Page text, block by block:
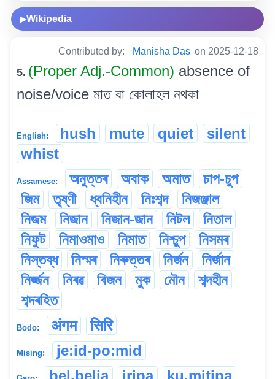
▶Wikipedia
Contributed by: Manisha Das on 2025-12-18
5. (Proper Adj.-Common) absence of
noise/voice মাত বা কোলাহল নথকা
English: hush mute quiet
silent
whist
Assamese: অনুত্তৰ অবাক অমাত
চাপ-চুপ
জিম
তৃষ্ণী ধ্বনিহীন নিঃশব্দ
নিজঞ্জাল
নিজম
নিজান নিজান-জান নিটল
নিতাল
নিফুট
নিমাওমাও নিমাত নিশ্চুপ
নিসমৰ
নিস্তব্ধ
নিস্মৰ নিৰুত্তৰ নিৰ্জন
নিৰ্জান
নিৰ্জ্জন
নিৰৱ বিজন মুক মৌন
শব্দহীন
শব্দৰহিত
Bodo: अंगम सिरि
Mising: je:id-po:mid